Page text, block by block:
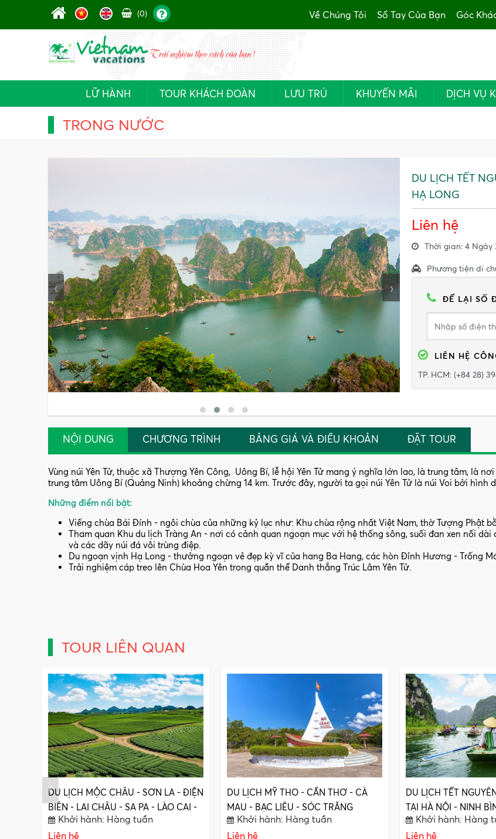
(0) Về Chúng Tôi Sổ Tay Của Bạn Góc
LỮ HÀNH TOUR KHÁCH ĐOÀN LƯU TRÚ KHUYẾN MÃI DỊCH VỤ
TRONG NƯỚC
‹ ›
DU LỊCH TẾT
HẠ LONG
Liên hệ
Thời gian: 4 Ngày
Phương tiện di
ĐỂ LẠI SỐ
LIÊN HỆ
TP. HCM: (+84 28)
NỘI DUNG CHƯƠNG TRÌNH BẢNG GIÁ VÀ ĐIỀU KHOẢN ĐẶT TOUR
Vùng núi Yên Tử, thuộc xã Thượng Yên Công, Uông Bí, lễ hội Yên Tử mang ý nghĩa lớn lao, là trung tâm, là
trung tâm Uông Bí (Quảng Ninh) khoảng chừng 14 km. Trước đây, người ta gọi núi Yên Tử là núi Voi bởi
Những điểm nổi bật:
Viếng chùa Bái Đính - ngôi chùa của những kỷ lục như: Khu chùa rộng nhất Việt Nam, thờ Tượng Phật
Tham quan Khu du lịch Tràng An - nơi có cảnh quan ngoạn mục với hệ thống sông, suối đan xen nối
và các dãy núi đá vôi trùng điệp.
Du ngoạn vịnh Hạ Long - thưởng ngoạn vẻ đẹp kỳ vĩ của hang Ba Hang, các hòn Đỉnh Hương - Trống
Trải nghiệm cáp treo lên Chùa Hoa Yên trong quần thể Danh thắng Trúc Lâm Yên Tử.
TOUR LIÊN QUAN
DU LỊCH MỘC CHÂU - SƠN LA - ĐIỆN
BIÊN - LAI CHÂU - SA PA - LÀO CAI -
LŨNG PÔ
Khởi hành: Hàng tuần
Liên hệ
DU LỊCH MỸ THO - CẦN THƠ - CÀ
MAU - BẠC LIÊU - SÓC TRĂNG
Khởi hành: Hàng tuần
Liên hệ
DU LỊCH TẾT
TẠI HÀ NỘI - NINH
HẠ LONG
Khởi hành: Hàng
Liên hệ
‹